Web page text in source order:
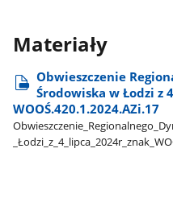
Materiały
Obwieszczenie
Środowiska w Łodzi z
WOOŚ.420.1.2024.AZi.17